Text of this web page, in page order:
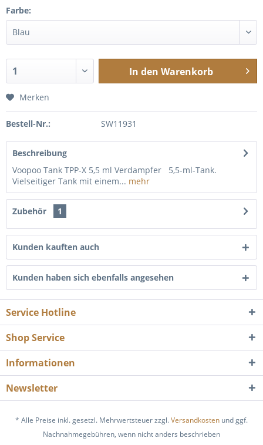
Farbe:
In den Warenkorb
Merken
Bestell-Nr.: SW11931
Beschreibung
Voopoo Tank TPP-X 5,5 ml Verdampfer 5,5-ml-Tank.
Vielseitiger Tank mit einem... mehr
Zubehör 1
Kunden kauften auch
Kunden haben sich ebenfalls angesehen
Service Hotline
Shop Service
Informationen
Newsletter
* Alle Preise inkl. gesetzl. Mehrwertsteuer zzgl.Versandkosten und ggf.
Nachnahmegebühren, wenn nicht anders beschrieben